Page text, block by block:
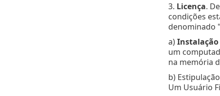
3. Licença.
condições
denominado
a)Instalação
um
na memória
b)
Um Usuário